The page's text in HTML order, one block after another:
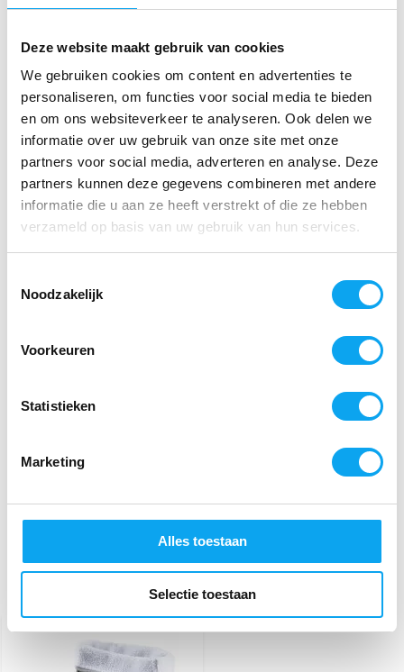
Deze website maakt gebruik van cookies
We gebruiken cookies om content en advertenties te
personaliseren, om functies voor social media te bieden
en om ons websiteverkeer te analyseren. Ook delen we
informatie over uw gebruik van onze site met onze
partners voor social media, adverteren en analyse. Deze
partners kunnen deze gegevens combineren met andere
informatie die u aan ze heeft verstrekt of die ze hebben
verzameld op basis van uw gebruik van hun services.
Noodzakelijk
Voorkeuren
Statistieken
Marketing
Alles toestaan
Selectie toestaan
Onze medewerker helpt u graag verder
Verstuur e-mail
Reviews
Product
beoordelingen
5 / 5
DoorMeindert Van de Wal- 14-12-2021 16:21